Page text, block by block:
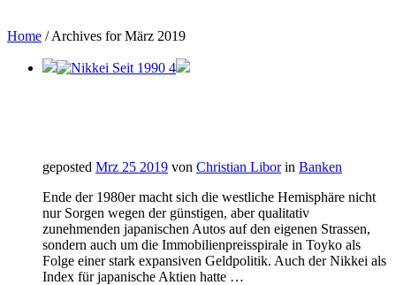
Home / Archives for März 2019
geposted Mrz 25 2019 von Christian Libor in Banken
Ende der 1980er macht sich die westliche Hemisphäre nicht
nur Sorgen wegen der günstigen, aber qualitativ
zunehmenden japanischen Autos auf den eigenen Strassen,
sondern auch um die Immobilienpreisspirale in Toyko als
Folge einer stark expansiven Geldpolitik. Auch der Nikkei als
Index für japanische Aktien hatte …